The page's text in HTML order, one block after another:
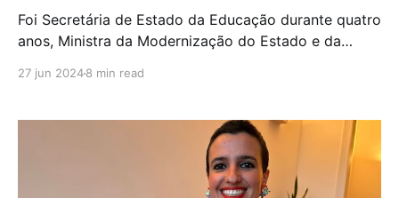
Foi Secretária de Estado da Educação durante quatro
anos, Ministra da Modernização do Estado e da
uma das mulheres com mais destaque na política
Socialista. Alexandra Leitão encontra no Direito e na
Política duas das suas grandes
27 jun 20248 min read